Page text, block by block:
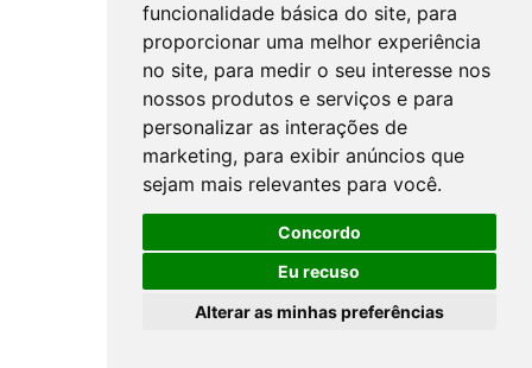
funcionalidade básica do site, para
proporcionar uma melhor experiência
no site, para medir o seu interesse nos
nossos produtos e serviços e para
personalizar as interações de
marketing, para exibir anúncios que
sejam mais relevantes para você.
Concordo
Eu recuso
Alterar as minhas preferências